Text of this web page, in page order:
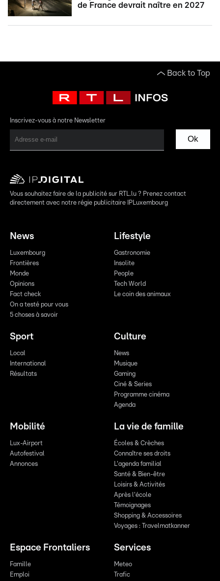
de France devrait naître en 2027
Back to Top
Inscrivez-vous à notre Newsletter
Ok
Vous souhaitez faire de la publicité sur RTL.lu ? Prenez contact
directement avec notre régie publicitaire IPLuxembourg
News
Luxembourg
Frontières
Monde
Opinions
Fact check
On a testé pour vous
5 choses à savoir
Lifestyle
Gastronomie
Insolite
People
Tech World
Le coin des animaux
Sport
Local
International
Résultats
Culture
News
Musique
Gaming
Ciné & Series
Programme cinéma
Agenda
Mobilité
Lux-Airport
Autofestival
Annonces
La vie de famille
Écoles & Crèches
Connaître ses droits
L'agenda familial
Santé & Bien-être
Loisirs & Activités
Après l'école
Témoignages
Shopping & Accessoires
Voyages : Travelmatkanner
Espace Frontaliers
Famille
Emploi
Services
Meteo
Trafic